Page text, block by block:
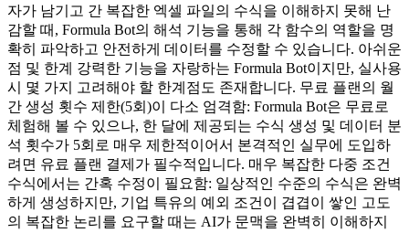
자가 남기고 간 복잡한 엑셀 파일의 수식을 이해하지 못해 난
감할 때, Formula Bot의 해석 기능을 통해 각 함수의 역할을 명
확히 파악하고 안전하게 데이터를 수정할 수 있습니다. 아쉬운
점 및 한계 강력한 기능을 자랑하는 Formula Bot이지만, 실사용
시 몇 가지 고려해야 할 한계점도 존재합니다. 무료 플랜의 월
간 생성 횟수 제한(5회)이 다소 엄격함: Formula Bot은 무료로
체험해 볼 수 있으나, 한 달에 제공되는 수식 생성 및 데이터 분
석 횟수가 5회로 매우 제한적이어서 본격적인 실무에 도입하
려면 유료 플랜 결제가 필수적입니다. 매우 복잡한 다중 조건
수식에서는 간혹 수정이 필요함: 일상적인 수준의 수식은 완벽
하게 생성하지만, 기업 특유의 예외 조건이 겹겹이 쌓인 고도
의 복잡한 논리를 요구할 때는 AI가 문맥을 완벽히 이해하지